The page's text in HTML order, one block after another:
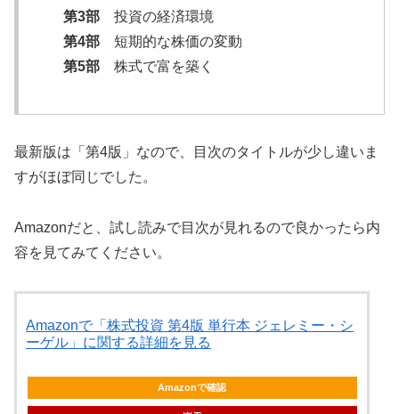
第3部 投資の経済環境
第4部 短期的な株価の変動
第5部 株式で富を築く
最新版は「第4版」なので、目次のタイトルが少し違いま
すがほぼ同じでした。
Amazonだと、試し読みで目次が見れるので良かったら内
容を見てみてください。
Amazonで「株式投資 第4版 単行本 ジェレミー・シ
ーゲル」に関する詳細を見る
Amazonで確認